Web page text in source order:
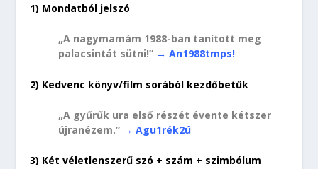
1) Mondatból jelszó
„A nagymamám 1988-ban tanított meg
palacsintát sütni!” → An1988tmps!
2) Kedvenc könyv/film sorából kezdőbetűk
„A gyűrűk ura első részét évente kétszer
újranézem.” → Agu1rék2ú
3) Két véletlenszerű szó + szám + szimbólum